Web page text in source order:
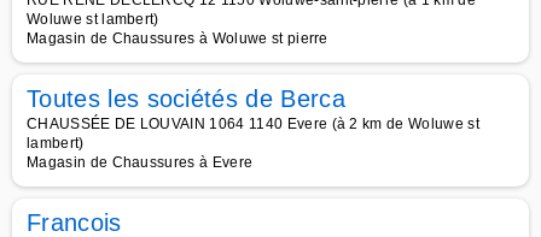
Woluwe st lambert)
Magasin de Chaussures à Woluwe st pierre
Toutes les sociétés de Berca
CHAUSSÉE DE LOUVAIN 1064 1140 Evere (à 2 km de Woluwe st
lambert)
Magasin de Chaussures à Evere
Francois